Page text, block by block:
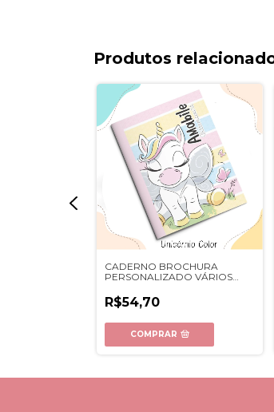
Produtos
CADERNO BROCHURA
PERSONALIZADO VÁRIOS
R$54,70
COMPRAR